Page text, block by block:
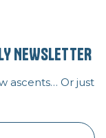
NEWSLETTER
ascents… Or just